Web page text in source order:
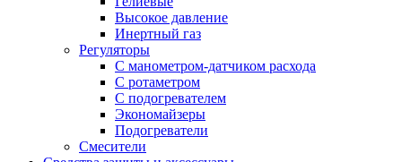
Высокое давление
Инертный газ
Регуляторы
С манометром-датчиком расхода
С ротаметром
С подогревателем
Экономайзеры
Подогреватели
Смесители